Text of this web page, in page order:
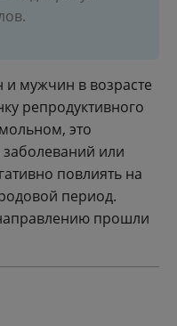
мужчин в возрасте
репродуктивного
это
или
повлиять на
период.
прошли